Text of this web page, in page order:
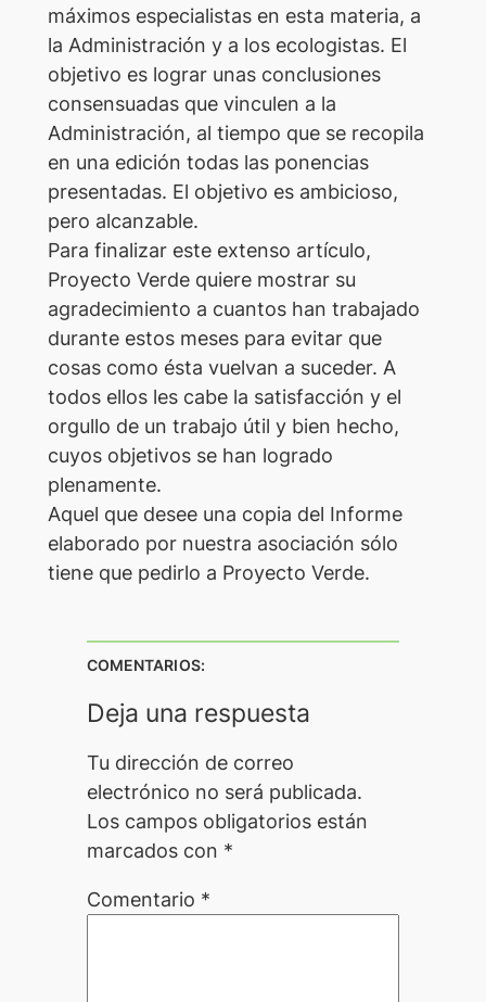
máximos especialistas en esta materia, a
la Administración y a los ecologistas. El
objetivo es lograr unas conclusiones
consensuadas que vinculen a la
Administración, al tiempo que se recopila
en una edición todas las ponencias
presentadas. El objetivo es ambicioso,
pero alcanzable.
Para finalizar este extenso artículo,
Proyecto Verde quiere mostrar su
agradecimiento a cuantos han trabajado
durante estos meses para evitar que
cosas como ésta vuelvan a suceder. A
todos ellos les cabe la satisfacción y el
orgullo de un trabajo útil y bien hecho,
cuyos objetivos se han logrado
plenamente.
Aquel que desee una copia del Informe
elaborado por nuestra asociación sólo
tiene que pedirlo a Proyecto Verde.
COMENTARIOS:
Deja una respuesta
Tu dirección de correo
electrónico no será publicada.
Los campos obligatorios están
marcados con *
Comentario *